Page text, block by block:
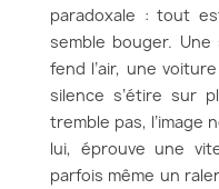
paradoxale : tout
semble bouger. Une
fend l’air, une
silence s’étire sur
tremble pas, l’image
lui, éprouve une
parfois même un